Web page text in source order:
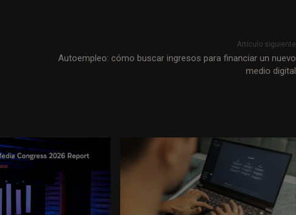
Artículo siguiente
Autoempleo: cómo buscar ingresos para financiar un nuevo
medio digital